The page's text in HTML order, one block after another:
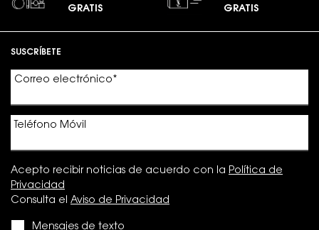
GRATIS
GRATIS
SUSCRÍBETE
Correo electrónico *
Teléfono Móvil
Acepto recibir noticias de acuerdo con la Política de
Privacidad
Consulta el Aviso de Privacidad
Mensajes de texto